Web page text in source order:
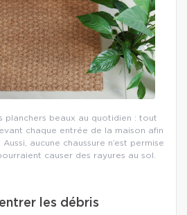
planchers beaux au quotidien : tout
chaque entrée de la maison afin
aucune chaussure n’est permise
causer des rayures au sol.
les débris